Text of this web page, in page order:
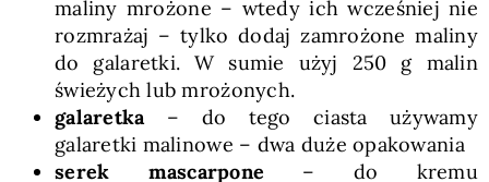
maliny mrożone – wtedy ich wcześniej nie
rozmrażaj – tylko dodaj zamrożone maliny
do galaretki. W sumie użyj 250 g malin
świeżych lub mrożonych.
galaretka– do tego ciasta używamy
galaretki malinowe – dwa duże opakowania
serek mascarpone – do kremu